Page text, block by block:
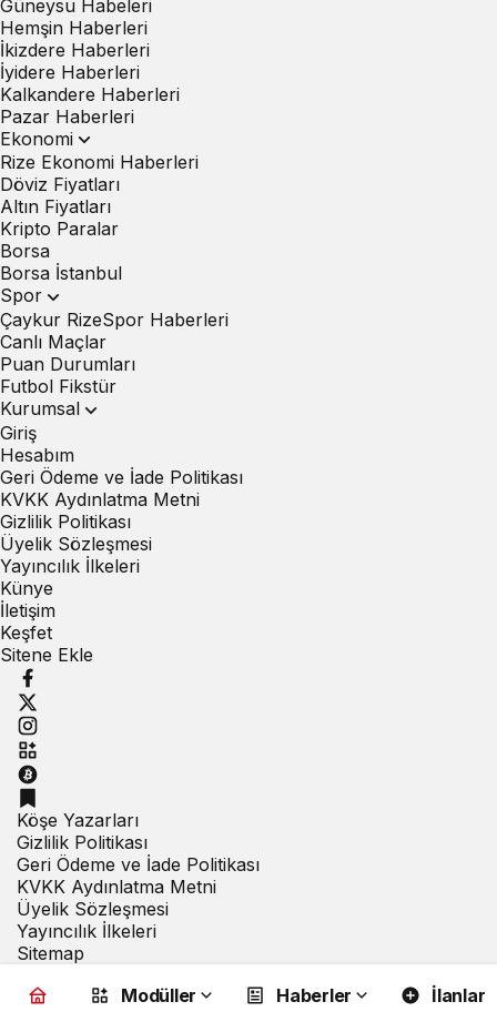
Güneysu Habeleri
Hemşin Haberleri
İkizdere Haberleri
İyidere Haberleri
Kalkandere Haberleri
Pazar Haberleri
Ekonomi
Rize Ekonomi Haberleri
Döviz Fiyatları
Altın Fiyatları
Kripto Paralar
Borsa
Borsa İstanbul
Spor
Çaykur RizeSpor Haberleri
Canlı Maçlar
Puan Durumları
Futbol Fikstür
Kurumsal
Giriş
Hesabım
Geri Ödeme ve İade Politikası
KVKK Aydınlatma Metni
Gizlilik Politikası
Üyelik Sözleşmesi
Yayıncılık İlkeleri
Künye
İletişim
Keşfet
Sitene Ekle
Köşe Yazarları
Gizlilik Politikası
Geri Ödeme ve İade Politikası
KVKK Aydınlatma Metni
Üyelik Sözleşmesi
Yayıncılık İlkeleri
Sitemap
Modüller
Haberler İlanlar